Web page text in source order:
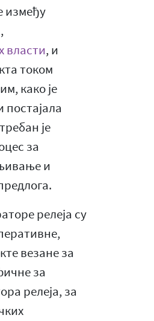
између
,
власти, и
током
како је
постајала
је
за
и
релеја су
везане за
за
релеја, за